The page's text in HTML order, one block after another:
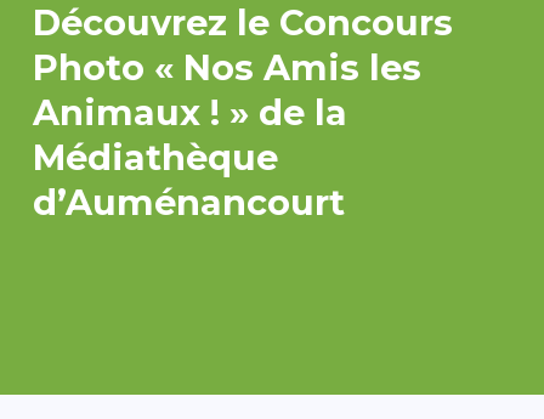
Découvrez le Concours
Photo « Nos Amis les
Animaux ! » de la
Médiathèque
d’Auménancourt